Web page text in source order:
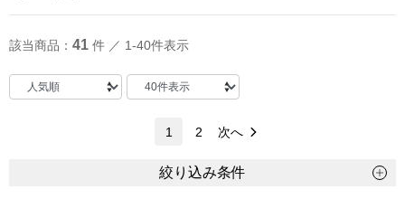
すべて見る アウター
該当商品： 41 件 ／ 1-40件表示
1 2 次へ
絞り込み条件